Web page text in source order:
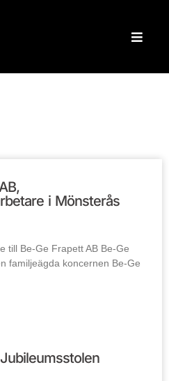
i Mönsterås
till Be-Ge Frapett AB Be-Ge
familjeägda koncernen Be-Ge